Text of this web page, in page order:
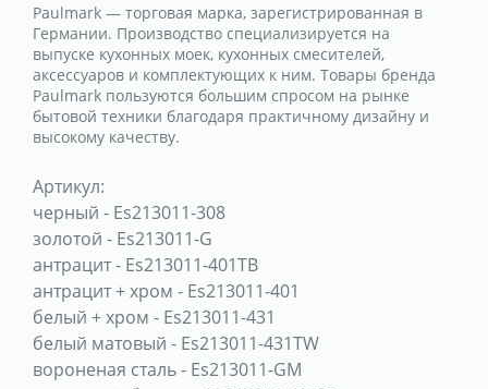
Paulmark — торговая марка, зарегистрированная в
Германии. Производство специализируется на
выпуске кухонных моек, кухонных смесителей,
аксессуаров и комплектующих к ним. Товары бренда
Paulmark пользуются большим спросом на рынке
бытовой техники благодаря практичному дизайну и
высокому качеству.
Артикул:
черный - Es213011-308
золотой - Es213011-G
антрацит- Es213011-401TB
антрацит + хром - Es213011-401
белый + хром - Es213011-431
белый матовый - Es213011-431TW
вороненая сталь- Es213011-GM